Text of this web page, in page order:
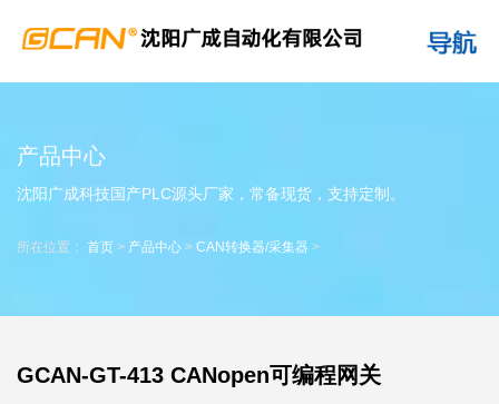
产品中心
沈阳广成科技国产PLC源头厂家，常备现货，支持定制。
所在位置： 首页 > 产品中心 > CAN转换器/采集器 >
GCAN-GT-413 CANopen可编程网关